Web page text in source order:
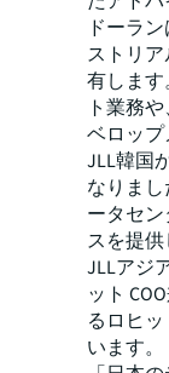
ドーラ
ストリ
有しま
ト業務
ベロップ
JLL韓国
なりま
ータセ
スを提供
JLLアジ
ット
るロヒ
います。